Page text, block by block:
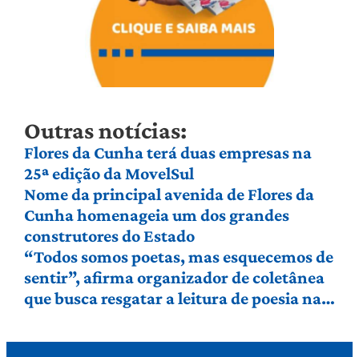
Outras notícias:
Flores da Cunha terá duas empresas na
25ª edição da MovelSul
Nome da principal avenida de Flores da
Cunha homenageia um dos grandes
construtores do Estado
“Todos somos poetas, mas esquecemos de
sentir”, afirma organizador de coletânea
que busca resgatar a leitura de poesia na